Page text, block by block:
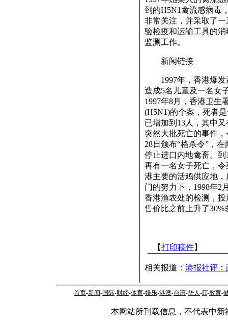
到的H5N1禽流感病毒
非常关注，并采取了
验检疫和运输工具的
监测工作。
新闻链接
1997年，香港爆发
造成5名儿童及一名女
1997年8月，香港卫生
(H5N1)的个案，死者
已增加到13人，其中
突然大批死亡的事件
28日颁布“格杀令”，
停止进口内地禽畜。到
再有一名女子死亡，令
港主要的活鸡供应地
门的努力下，1998年2
香港渔农处的检测，
售价比之前上升了
【打印稿件】
相关报道： 港报社评
首页-新闻-国际-财经-体育-娱乐-港澳-台湾-华人-IT-教育-
本网站所刊载信息，不代表中